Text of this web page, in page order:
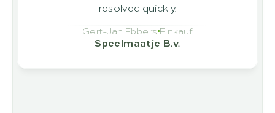
resolved quickly.
Gert-Jan Ebbers Einkauf
Speelmaatje B.v.